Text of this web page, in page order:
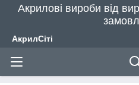
Акрилові вироби від
АкрилСіті